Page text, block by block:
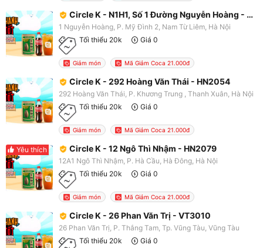
Circle K - N1H1, Số 1 Đường Nguyễn Hoàng - HN2048
1 Nguyễn Hoàng, P. Mỹ Đình 2, Nam Từ Liêm, Hà Nội
Tối thiểu 20k
Giá 0
Giảm món Mã Giảm Coca 21.000đ
Circle K - 292 Hoàng Văn Thái - HN2054
292 Hoàng Văn Thái, P. Khương Trung , Thanh Xuân, Hà Nội
Tối thiểu 20k
Giá 0
Giảm món Mã Giảm Coca 21.000đ
Yêu thích Circle K - 12 Ngô Thì Nhậm - HN2079
12A1 Ngô Thì Nhậm, P. Hà Cầu, Hà Đông, Hà Nội
Tối thiểu 20k
Giá 0
Giảm món Mã Giảm Coca 21.000đ
Circle K - 26 Phan Văn Trị - VT3010
26 Phan Văn Trị, P. Thắng Tam, Tp. Vũng Tàu, Vũng Tàu
Tối thiểu 20k
Giá 0